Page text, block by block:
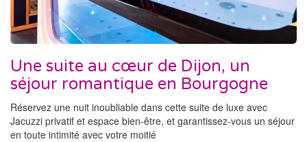
Une suite au cœur de Dijon, un
séjour romantique en Bourgogne
Réservez une nuit inoubliable dans cette suite de luxe avec
Jacuzzi privatif et espace bien-être, et garantissez-vous un séjour
en toute intimité avec votre moitié